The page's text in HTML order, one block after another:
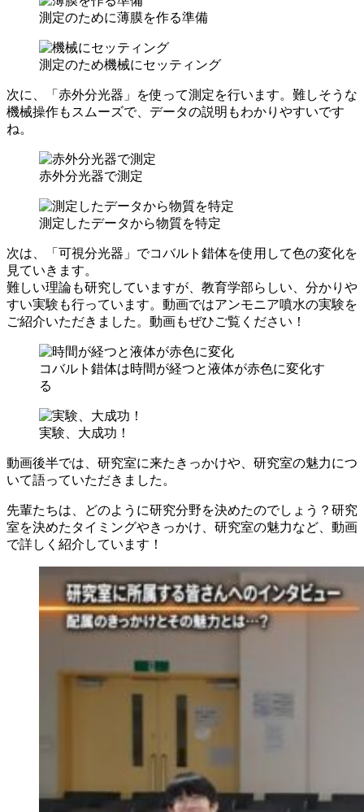
測定のために薄膜を作る準備
測定のため機械にセッティング
次に、「赤外分光器」を使って測定を行います。難しそうな
機械操作もスムーズで、データの説明もわかりやすいです
ね。
赤外分光器で測定
測定したデータから物質を特定
次は、「可視分光器」でコバルト錯体を使用して色の変化を
見ていきます。
難しい理論も研究していますが、教育学部らしい、分かりや
すい実験も行っています。動画ではアンモニア噴水の実験を
ご紹介いただきました。動画もぜひご覧ください！
コバルト錯体は時間が経つと液体が赤色に変化す
る
実験、大成功！
動画後半では、研究室に来たきっかけや、研究室の魅力につ
いて語っていただきました。
先輩たちは、どのように研究分野を決めたのでしょう？研究
室を決めたタイミングやきっかけ、研究室の魅力など、動画
で詳しく紹介しています！